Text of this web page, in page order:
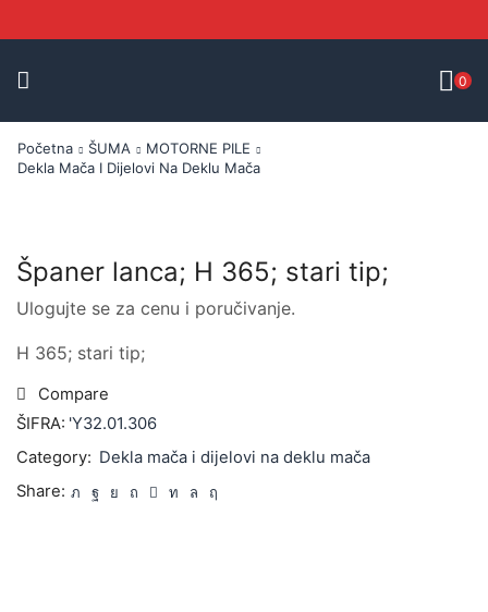
0
Početna ŠUMA
MOTORNE PILE
Dekla Mača I Dijelovi Na Deklu Mača
Španer lanca; H 365; stari tip;
Ulogujte se za cenu i poručivanje.
H 365; stari tip;
Compare
ŠIFRA: 'Y32.01.306
Category: Dekla mača i dijelovi na deklu mača
Share: